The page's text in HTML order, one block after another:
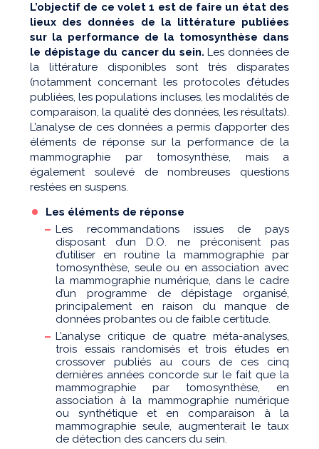
L’objectif de ce volet 1 est de faire un état des
lieux des données de la littérature publiées
sur la performance de la tomosynthèse dans
le dépistage du cancer du sein. Les données de
la littérature disponibles sont très disparates
(notamment concernant les protocoles d’études
publiées, les populations incluses, les modalités de
comparaison, la qualité des données, les résultats).
L’analyse de ces données a permis d’apporter des
éléments de réponse sur la performance de la
mammographie par tomosynthèse, mais a
également soulevé de nombreuses questions
restées en suspens.
Les éléments de réponse
Les recommandations issues de pays
disposant d’un D.O. ne préconisent pas
d’utiliser en routine la mammographie par
tomosynthèse, seule ou en association avec
la mammographie numérique, dans le cadre
d’un programme de dépistage organisé,
principalement en raison du manque de
données probantes ou de faible certitude.
L’analyse critique de quatre méta-analyses,
trois essais randomisés et trois études en
crossover publiés au cours de ces cinq
dernières années concorde sur le fait que la
mammographie par tomosynthèse, en
association à la mammographie numérique
ou synthétique et en comparaison à la
mammographie seule, augmenterait le taux
de détection des cancers du sein.